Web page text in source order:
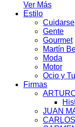
Ver Más
Estilo
Cuidarse
Gente
Gourmet
Martín
Moda
Motor
Ocio y
Firmas
JUAN